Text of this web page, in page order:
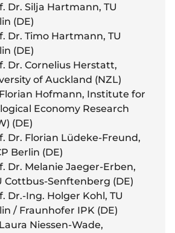
Dr. Silja Hartmann, TU
(DE)
Dr. Timo Hartmann, TU
(DE)
Dr. Cornelius Herstatt,
of Auckland (NZL)
Hofmann, Institute for
Economy Research
(DE)
Dr. Florian Lüdeke-Freund,
Berlin (DE)
Dr. Melanie Jaeger-Erben,
Cottbus-Senftenberg (DE)
Dr.-Ing. Holger Kohl, TU
/ Fraunhofer IPK (DE)
Niessen-Wade,